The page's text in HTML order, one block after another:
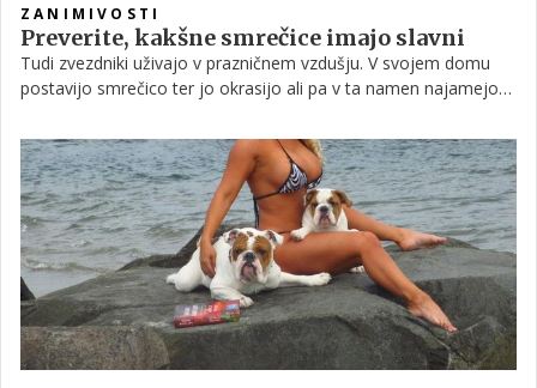
ZANIMIVOSTI
Preverite, kakšne smrečice imajo slavni
Tudi zvezdniki uživajo v prazničnem vzdušju. V svojem domu
postavijo smrečico ter jo okrasijo ali pa v ta namen najamejo
božičnih drevesc slavnih, ki so – pričakovano, seveda – požele
več tisoč pozitivnih odzivov. V nadaljevanju si poglejte, kakšne
smrečice imajo v domu nekateri zvezdniki.